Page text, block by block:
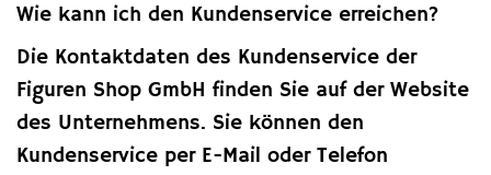
Wie kann ich den Kundenservice erreichen?
Die Kontaktdaten des Kundenservice der
Figuren Shop GmbH finden Sie auf der Website
des Unternehmens. Sie können den
Kundenservice per E-Mail oder Telefon